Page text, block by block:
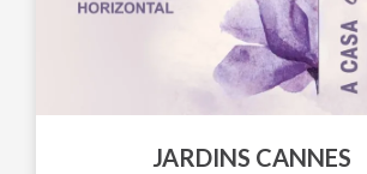
JARDINS CANNES